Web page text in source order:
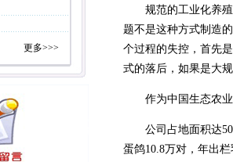
更多>>>
规范的工业化养殖
题不是这种方式制造
个过程的失控，首先
式的落后，如果是大
作为中国生态农业
公司占地面积达
蛋鸽10.8万对，年出